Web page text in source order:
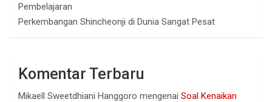
Pembelajaran
Perkembangan Shincheonji di Dunia Sangat Pesat
Komentar Terbaru
Mikaell Sweetdhiani Hanggoro mengenai Soal Kenaikan